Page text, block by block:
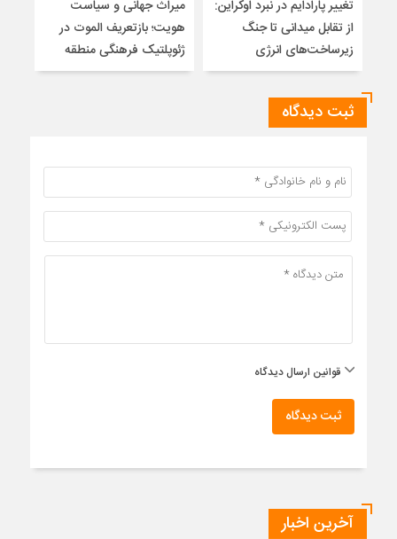
تغییر پارادایم در نبرد اوکراین:
از تقابل میدانی تا جنگ
زیرساخت‌های انرژی
میراث جهانی و سیاست
هویت؛ بازتعریف الموت در
ژئوپلتیک فرهنگی منطقه
ثبت دیدگاه
قوانین ارسال دیدگاه
ثبت دیدگاه
آخرین اخبار